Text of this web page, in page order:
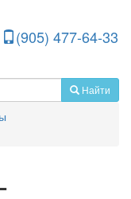
(905) 477-64-33
Найти